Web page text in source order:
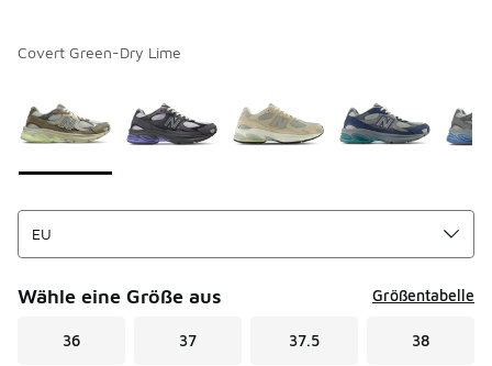
Covert Green-Dry Lime
Wähle eine Größe aus Größentabelle
36 37 37.5 38